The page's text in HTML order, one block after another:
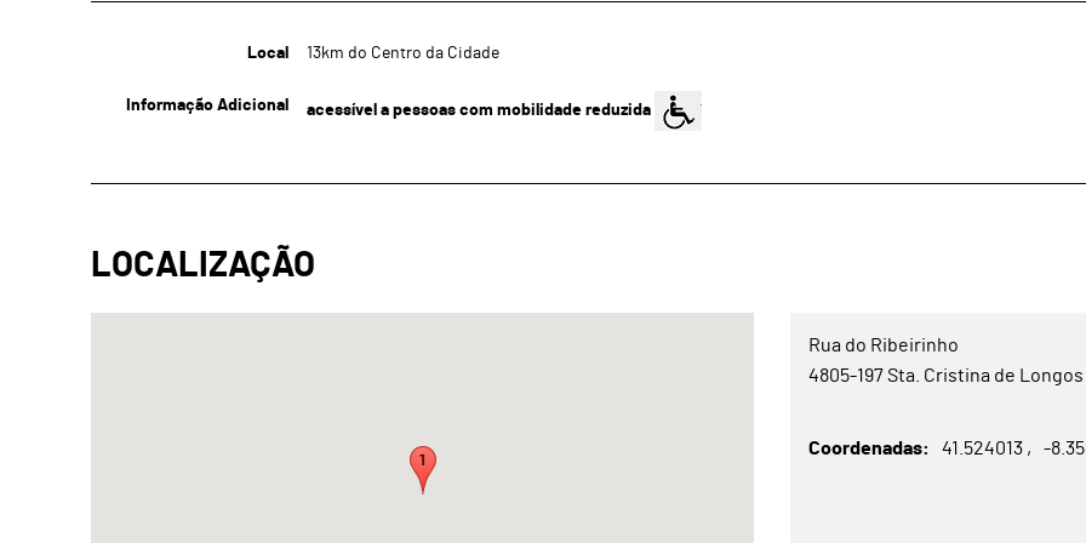
Local 13km do Centro da Cidade
Informação Adicional acessível a pessoas com mobilidade reduzida
Rua do Ribeirinho
4805-197 Sta. Cristina de Longos
Coordenadas 41.524013 -